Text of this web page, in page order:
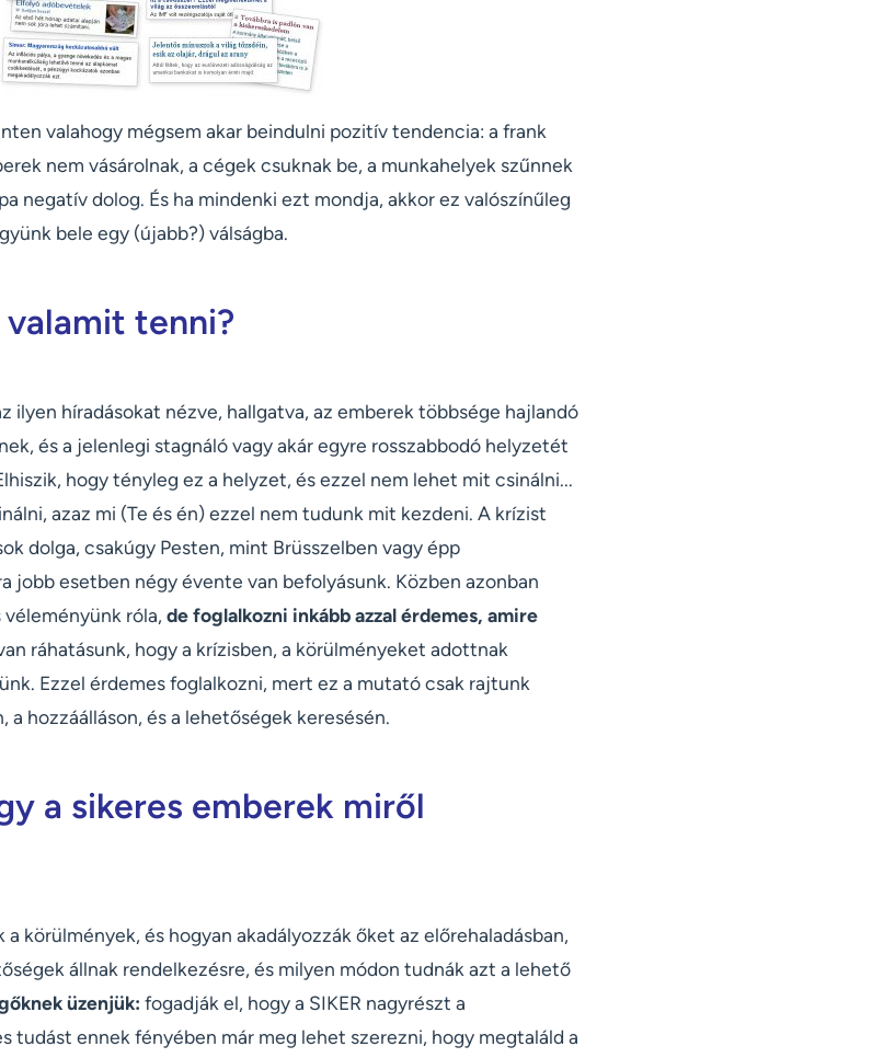
valahogy mégsem akar beindulni pozitív tendencia: a frank
nem vásárolnak, a cégek csuknak be, a munkahelyek szűnnek
negatív dolog. És ha mindenki ezt mondja, akkor ez valószínűleg
bele egy (újabb?) válságba.
valamit tenni?
ilyen híradásokat nézve, hallgatva, az emberek többsége hajlandó
és a jelenlegi stagnáló vagy akár egyre rosszabbodó helyzetét
hogy tényleg ez a helyzet, és ezzel nem lehet mit csinálni...
azaz mi (Te és én) ezzel nem tudunk mit kezdeni. A krízist
dolga, csakúgy Pesten, mint Brüsszelben vagy épp
jobb esetben négy évente van befolyásunk. Közben azonban
róla,de foglalkozni inkább azzal érdemes, amire
ráhatásunk, hogy a krízisben, a körülményeket adottnak
Ezzel érdemes foglalkozni, mert ez a mutató csak rajtunk
a hozzáálláson, és a lehetőségek keresésén.
a sikeres emberek miről
körülmények, és hogyan akadályozzák őket az előrehaladásban,
állnak rendelkezésre, és milyen módon tudnák azt a lehető
üzenjük: fogadják el, hogy a SIKER nagyrészt a
tudást ennek fényében már meg lehet szerezni, hogy megtaláld a